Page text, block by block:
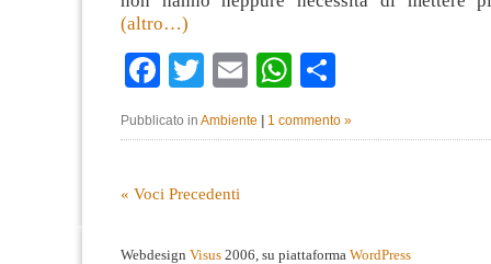
(altro…)
Facebook
Twitter
EmailWhatsApp
Pubblicato in Ambiente | 1 commento »
« Voci Precedenti
Webdesign Visus 2006, su piattaforma WordPress